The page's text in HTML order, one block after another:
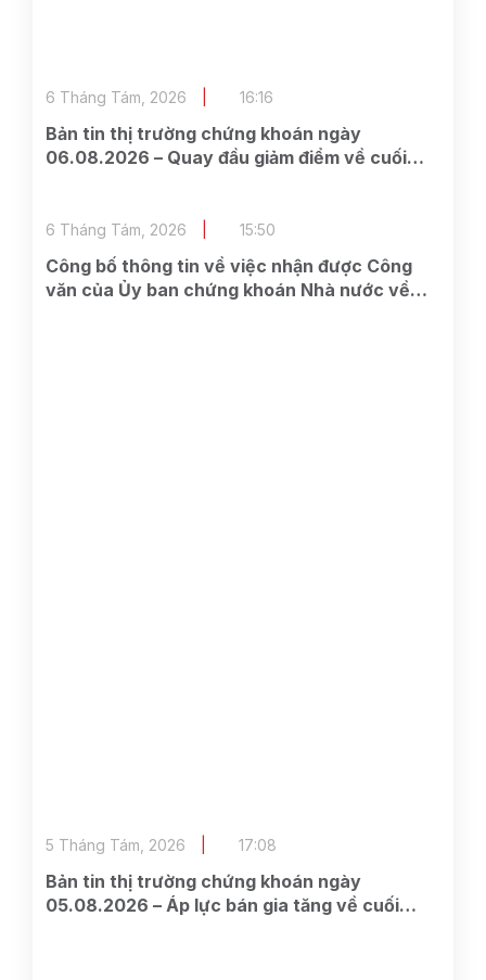
Bản tin thị trường chứng khoán ngày
06.08.2026 – Quay đầu giảm điểm về cuối
6 Tháng Tám, 2026 16:16
Công bố thông tin về việc nhận được Công
văn của Ủy ban chứng khoán Nhà nước về
6 Tháng Tám, 2026 15:50
Bản tin thị trường chứng khoán ngày
05.08.2026 – Áp lực bán gia tăng về cuối
5 Tháng Tám, 2026 17:08